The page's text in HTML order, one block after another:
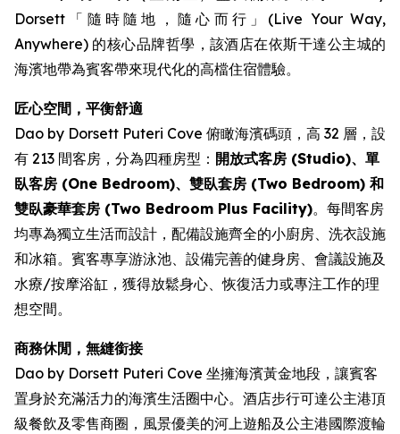
Dorsett「隨時隨地，隨心而行」(Live Your Way,
Anywhere) 的核心品牌哲學，該酒店在依斯干達公主城的
海濱地帶為賓客帶來現代化的高檔住宿體驗。
匠心空間，平衡舒適
Dao by Dorsett Puteri Cove 俯瞰海濱碼頭，高 32 層，設
有 213 間客房，分為四種房型： 開放式客房 (Studio)、單
臥客房 (One Bedroom)、雙臥套房 (Two Bedroom) 和
雙臥豪華套房 (Two Bedroom Plus Facility)。每間客房
均專為獨立生活而設計，配備設施齊全的小廚房、洗衣設施
和冰箱。賓客專享游泳池、設備完善的健身房、會議設施及
水療/按摩浴缸，獲得放鬆身心、恢復活力或專注工作的理
想空間。
商務休閒，無縫銜接
Dao by Dorsett Puteri Cove 坐擁海濱黃金地段，讓賓客
置身於充滿活力的海濱生活圈中心。酒店步行可達公主港頂
級餐飲及零售商圈，風景優美的河上遊船及公主港國際渡輪